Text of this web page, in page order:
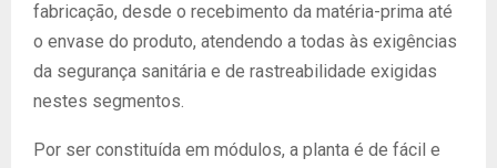
fabricação, desde o recebimento da matéria-prima até
o envase do produto, atendendo a todas às exigências
da segurança sanitária e de rastreabilidade exigidas
nestes segmentos.
Por ser constituída em módulos, a planta é de fácil e